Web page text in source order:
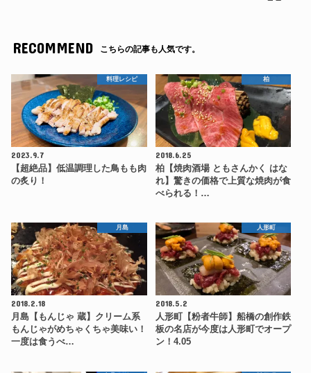
RECOMMEND こちらの記事も人気です。
料理レシピ
2023.9.7
【超絶品】低温調理した鳥もも肉
の炙り！
柏
2018.6.25
柏【焼肉酒場 ともさんかく はな
れ】驚きの価格で上質な焼肉が食
べられる！…
月島
2018.2.18
月島【もんじゃ 蔵】クリーム系
もんじゃがめちゃくちゃ美味い！
一度は食うべ…
人形町
2018.5.2
人形町【粉者牛師】船橋の創作鉄
板の名店が今度は人形町でオープ
ン！4.05